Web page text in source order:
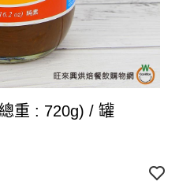
重 : 720g) / 罐